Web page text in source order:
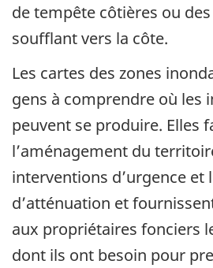
de tempête côtières ou
soufflant vers la côte.
Les cartes des zones
gens à comprendre où les
peuvent se produire. Elles
l’aménagement du
interventions d’urgence et
d’atténuation et
aux propriétaires fonciers
dont ils ont besoin pour